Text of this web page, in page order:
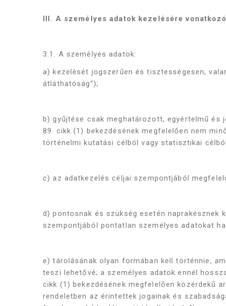
III. A személyes adatok kezelésére
3.1. A személyes adatok:
a) kezelését jogszerűen és tisztességesen,
átláthatóság”);
b) gyűjtése csak meghatározott, egyértelmű és
89. cikk (1) bekezdésének megfelelően nem
történelmi kutatási célból vagy statisztikai
c) az adatkezelés céljai szempontjából
d) pontosnak és szükség esetén naprakésznek
szempontjából pontatlan személyes adatokat
e) tárolásának olyan formában kell történnie,
teszi lehetővé; a személyes adatok ennél
cikk (1) bekezdésének megfelelően közérdekű
rendeletben az érintettek jogainak és